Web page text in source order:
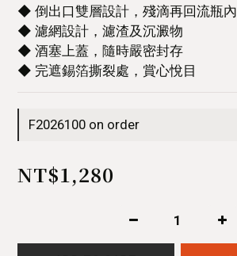
◆ 倒出口雙層設計，殘滴再回流瓶內
◆ 濾網設計，濾渣及沉澱物
◆ 酒塞上蓋，隨時嚴密封存
◆ 完遮錫箔撕裂處，賞心悅目
F2026100 on order
NT$1,280